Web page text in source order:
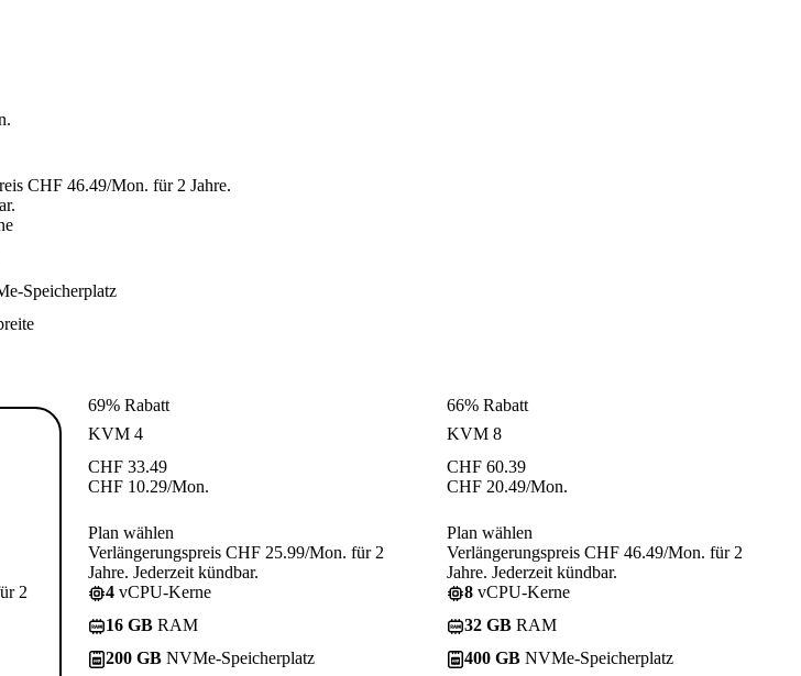
CHF 46.49/Mon. für 2 Jahre.
Speicherplatz
2
69% Rabatt
KVM 4
CHF 33.49
CHF 10.29/Mon.
Plan wählen
Verlängerungspreis CHF 25.99/Mon. für 2
Jahre. Jederzeit kündbar.
4 vCPU-Kerne
16 GB RAM
200 GB NVMe-Speicherplatz
66% Rabatt
KVM 8
CHF 60.39
CHF 20.49/Mon.
Plan wählen
Verlängerungspreis CHF 46.49/Mon. für 2
Jahre. Jederzeit kündbar.
8 vCPU-Kerne
32 GB RAM
400 GB NVMe-Speicherplatz